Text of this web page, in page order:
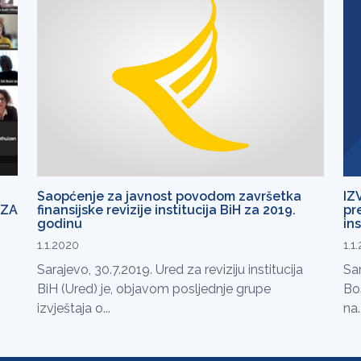
Saopćenje za javnost povodom završetka
finansijske revizije institucija BiH za 2019.
godinu
1.1.2020
Sarajevo, 30.7.2019. Ured za reviziju institucija
BiH (Ured) je, objavom posljednje grupe
izvještaja o...